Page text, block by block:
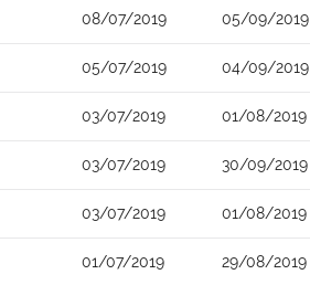
08/07/2019 05/09/2019
05/07/2019 04/09/2019
03/07/2019 01/08/2019
03/07/2019 30/09/2019
03/07/2019 01/08/2019
01/07/2019 29/08/2019